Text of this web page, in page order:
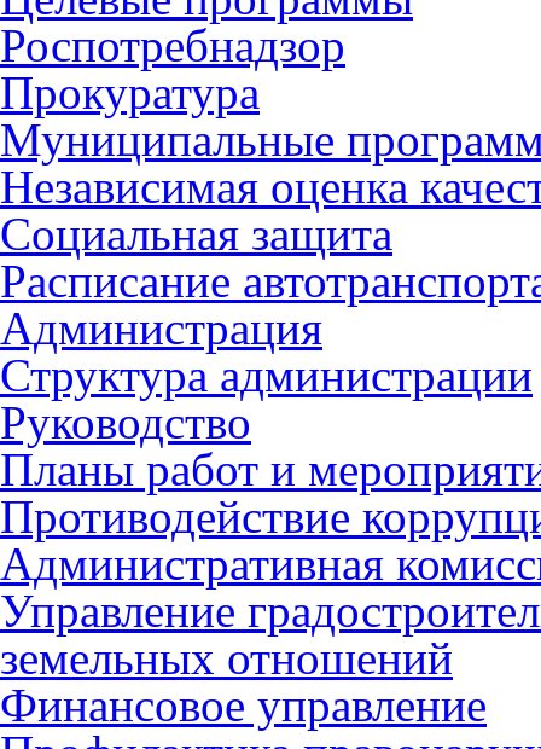
Роспотребнадзор
Прокуратура
Муниципальные
Независимая оценка
Социальная защита
Расписание
Администрация
Структура администрации
Руководство
Планы работ и
Противодействие
Административная
Управление
земельных отношений
Финансовое управление